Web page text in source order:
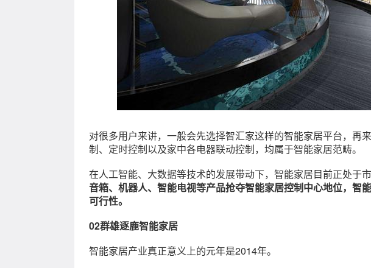
对很多用户来讲，一般会先选择智汇家这样的智能家居平台，再
制、定时控制以及家中各电器联动控制，均属于智能家居范畴。
在人工智能、大数据等技术的发展带动下，智能家居目前正处于
音箱、机器人、智能电视等产品抢夺智能家居控制中心地位，智
可行性。
02群雄逐鹿智能家居
智能家居产业真正意义上的元年是2014年。